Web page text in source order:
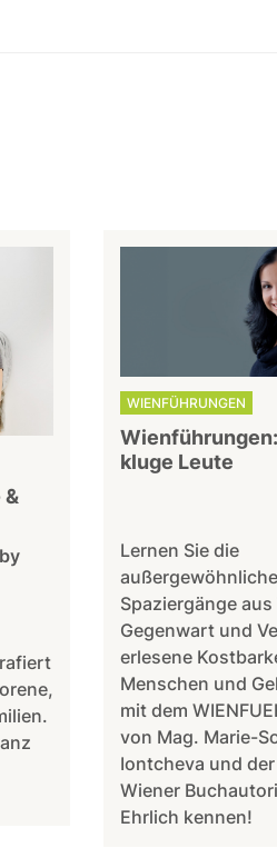
&
WIENFÜHRUNGEN
kluge Leute
Lernen Sie die
Spaziergänge aus
Gegenwart und
erlesene
Menschen und
mit dem
von Mag. Marie-
Iontcheva und
Wiener
Ehrlich kennen!